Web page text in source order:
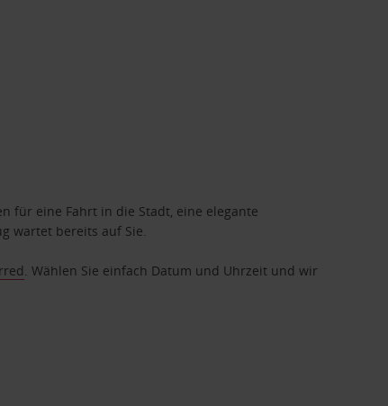
für eine Fahrt in die Stadt, eine elegante
wartet bereits auf Sie.
. Wählen Sie einfach Datum und Uhrzeit und wir